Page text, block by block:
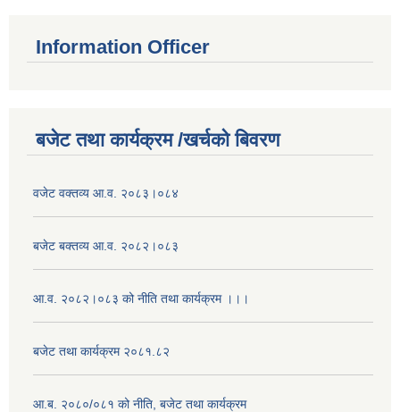
Information Officer
बजेट तथा कार्यक्रम /खर्चको बिवरण
वजेट वक्तव्य आ.व. २०८३।०८४
बजेट बक्तव्य आ.व. २०८२।०८३
आ.व. २०८२।०८३ को नीति तथा कार्यक्रम ।।।
बजेट तथा कार्यक्रम २०८१.८२
आ.ब. २०८०/०८१ को नीति, बजेट तथा कार्यक्रम